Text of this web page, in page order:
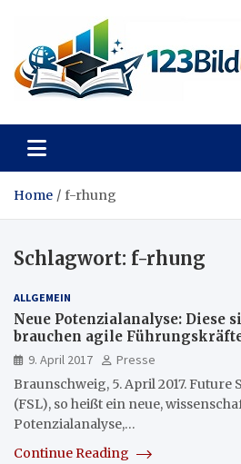
content
123Bildung
Home f-rhung
Schlagwort: f-rhung
ALLGEMEIN
Neue Potenzialanalyse: Diese
brauchen agile
9. April 2017
Presse
Braunschweig, 5. April 2017. Future
(FSL), so heißt ein neue,
Potenzialanalyse,…
Continue Reading